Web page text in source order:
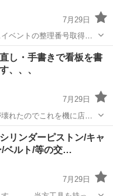
7月29日
ベントの整理番号取得の
10:30〜1時間程度です。
おります🙇🏻‍♀️
整理券
し・手書きで看板を書
、、、
7月29日
れたのでこれを機に店舗
ですが思うように進まず
て/助けて 店舗
リンダーピストン/キャ
/ベルト/等の交…
7月29日